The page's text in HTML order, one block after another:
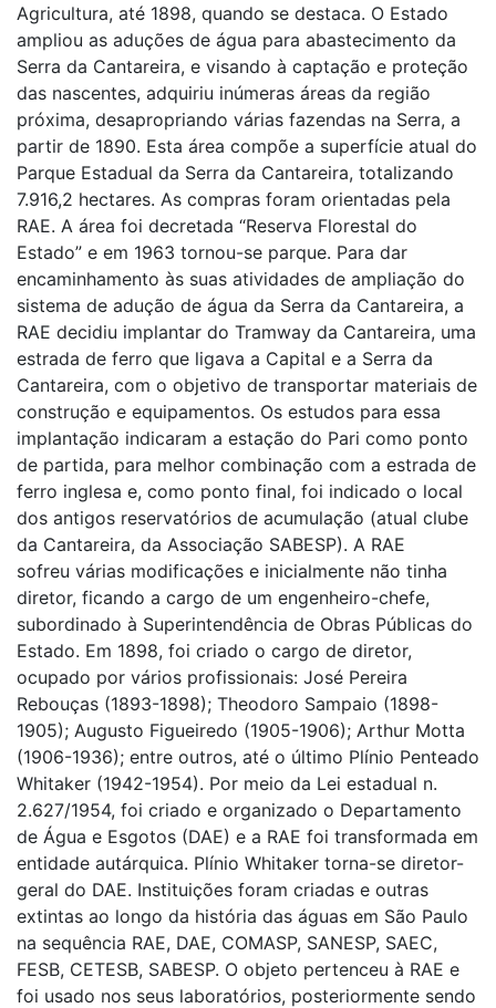
Agricultura, até 1898, quando se destaca. O Estado
ampliou as aduções de água para abastecimento da
Serra da Cantareira, e visando à captação e proteção
das nascentes, adquiriu inúmeras áreas da região
próxima, desapropriando várias fazendas na Serra, a
partir de 1890. Esta área compõe a superfície atual do
Parque Estadual da Serra da Cantareira, totalizando
7.916,2 hectares. As compras foram orientadas pela
RAE. A área foi decretada “Reserva Florestal do
Estado” e em 1963 tornou-se parque. Para dar
encaminhamento às suas atividades de ampliação do
sistema de adução de água da Serra da Cantareira, a
RAE decidiu implantar do Tramway da Cantareira, uma
estrada de ferro que ligava a Capital e a Serra da
Cantareira, com o objetivo de transportar materiais de
construção e equipamentos. Os estudos para essa
implantação indicaram a estação do Pari como ponto
de partida, para melhor combinação com a estrada de
ferro inglesa e, como ponto final, foi indicado o local
dos antigos reservatórios de acumulação (atual clube
da Cantareira, da Associação SABESP). A RAE
sofreu várias modificações e inicialmente não tinha
diretor, ficando a cargo de um engenheiro-chefe,
subordinado à Superintendência de Obras Públicas do
Estado. Em 1898, foi criado o cargo de diretor,
ocupado por vários profissionais: José Pereira
Rebouças (1893-1898); Theodoro Sampaio (1898-
1905); Augusto Figueiredo (1905-1906); Arthur Motta
(1906-1936); entre outros, até o último Plínio Penteado
Whitaker (1942-1954). Por meio da Lei estadual n.
2.627/1954, foi criado e organizado o Departamento
de Água e Esgotos (DAE) e a RAE foi transformada em
entidade autárquica. Plínio Whitaker torna-se diretor-
geral do DAE. Instituições foram criadas e outras
extintas ao longo da história das águas em São Paulo
na sequência RAE, DAE, COMASP, SANESP, SAEC,
FESB, CETESB, SABESP. O objeto pertenceu à RAE e
foi usado nos seus laboratórios, posteriormente sendo